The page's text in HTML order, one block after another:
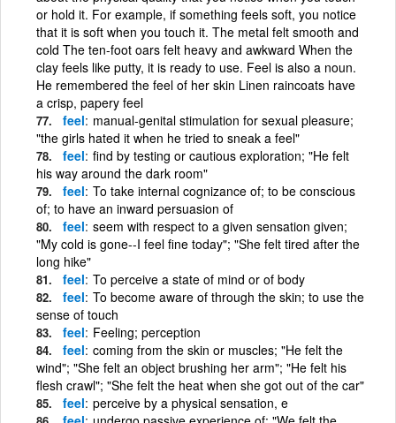
or hold it. For example, if something feels soft, you notice
that it is soft when you touch it. The metal felt smooth and
cold The ten-foot oars felt heavy and awkward When the
clay feels like putty, it is ready to use. Feel is also a noun.
He remembered the feel of her skin Linen raincoats have
a crisp, papery feel
feel manual-genital stimulation for sexual pleasure;
"the girls hated it when he tried to sneak a feel"
feel find by testing or cautious exploration; "He felt
his way around the dark room"
feel To take internal cognizance of; to be conscious
of; to have an inward persuasion of
feel seem with respect to a given sensation given;
"My cold is gone--I feel fine today"; "She felt tired after the
long hike"
feel To perceive a state of mind or of body
feel To become aware of through the skin; to use the
sense of touch
feel Feeling; perception
feel coming from the skin or muscles; "He felt the
wind"; "She felt an object brushing her arm"; "He felt his
flesh crawl"; "She felt the heat when she got out of the car"
feel perceive by a physical sensation, e